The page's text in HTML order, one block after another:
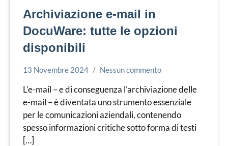
Archiviazione e-mail in
DocuWare: tutte le opzioni
disponibili
Gestione
documentale
13 Novembre 2024
Bruno
Villa
Nessun commento
L’e-mail – e di conseguenza l’archiviazione delle
e-mail – è diventata uno strumento essenziale
per le comunicazioni aziendali, contenendo
spesso informazioni critiche sotto forma di testi
[…]